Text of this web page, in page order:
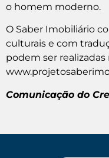
o homem moderno.
O Saber Imobiliário
culturais e com
podem ser
Comunicação do